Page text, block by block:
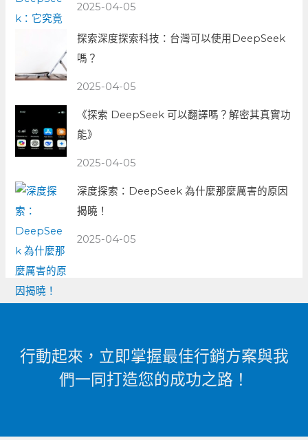
2025-04-05
探索深度探索科技：台灣可以使用DeepSeek
嗎？
2025-04-05
《探索 DeepSeek 可以翻譯嗎？解密其真實功
能》
2025-04-05
深度探索：DeepSeek 為什麼那麼厲害的原因
揭曉！
2025-04-05
行動起來，立即掌握最佳行銷方案與我
們一同打造您的成功之路！